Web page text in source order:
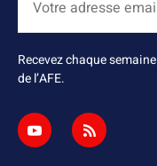
Recevez chaque
de l’AFE.